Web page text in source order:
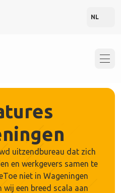
NL
uitzendbureau dat zich
en werkgevers samen te
niet in Wageningen
wij een breed scala aan